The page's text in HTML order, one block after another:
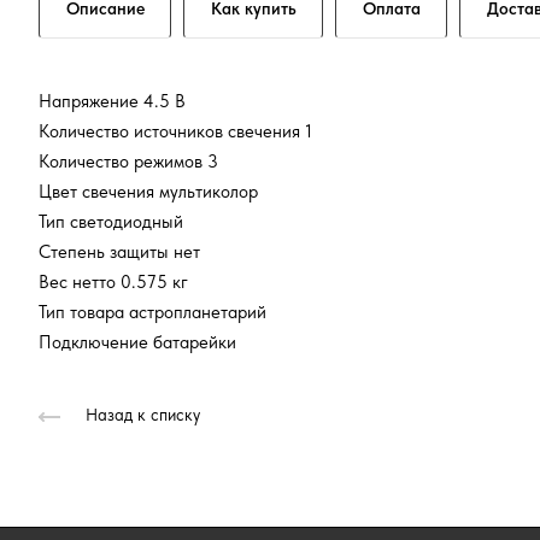
Описание Как купить Оплата
Напряжение 4.5 В
Количество источников свечения 1
Количество режимов 3
Цвет свечения мультиколор
Тип светодиодный
Степень защиты нет
Вес нетто 0.575 кг
Тип товара астропланетарий
Подключение батарейки
Назад к списку